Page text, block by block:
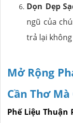
Dọn Dẹp
ngũ của
trả lại
Mở Rộng
Cần Thơ
Phế Liệu Thuận